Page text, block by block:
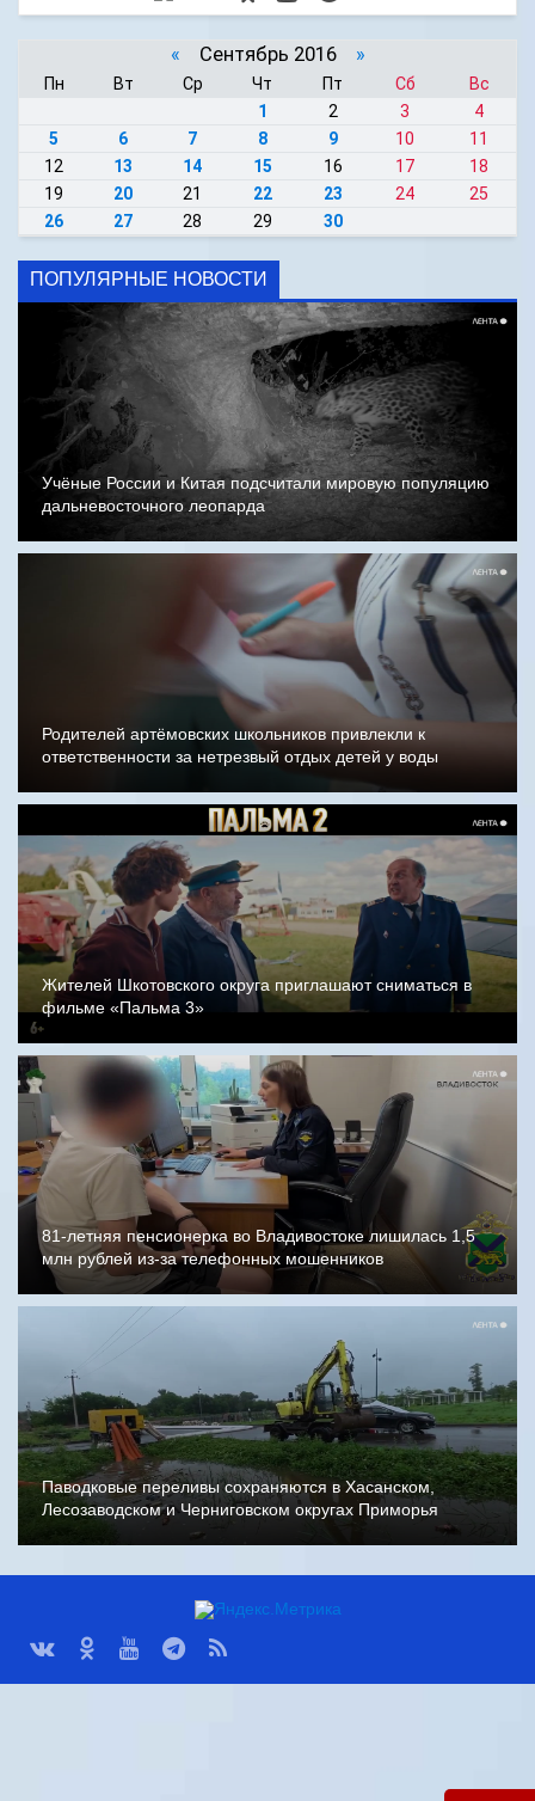
« Сентябрь 2016 »
Пн Вт Ср Чт Пт Сб
Вс
1
2 3
4
5
6 7 8 9 10
11
12
13 14 15 16 17
18
19
20 21 22 23 24
25
26
27 28 29 30
ПОПУЛЯРНЫЕ НОВОСТИ
Учёные России и Китая подсчитали мировую популяцию
дальневосточного леопарда
Родителей артёмовских школьников привлекли к
ответственности за нетрезвый отдых детей у воды
Жителей Шкотовского округа приглашают сниматься в
фильме «Пальма 3»
81-летняя пенсионерка во Владивостоке лишилась 1,5
млн рублей из-за телефонных мошенников
Паводковые переливы сохраняются в Хасанском,
Лесозаводском и Черниговском округах Приморья